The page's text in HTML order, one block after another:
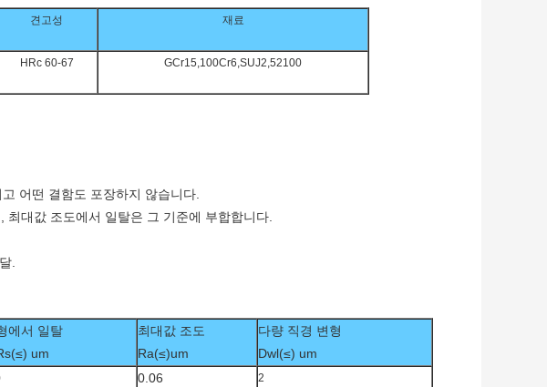
견고성 재료
HRc 60-67 GCr15,100Cr6,SUJ2,52100
어떤 결함도 포장하지 않습니다.
대값 조도에서 일탈은 그 기준에 부합합니다.
.
에서 일탈
um
최대값 조도
Ra(≤)um
다량 직경 변형
Dwl(≤) um
0.06 2